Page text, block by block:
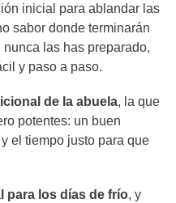
inicial para ablandar las
sabor donde terminarán
las has preparado,
y paso a paso.
de la abuela, la que
potentes: un buen
el tiempo justo para que
para los días de frío, y